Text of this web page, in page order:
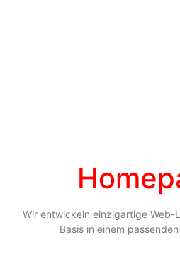
Wir entwickeln einzigartige Web-
Basis in einem